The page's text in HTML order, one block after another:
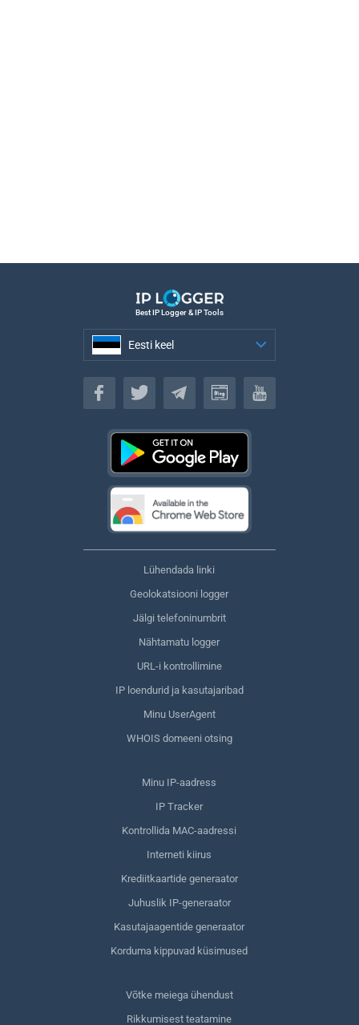
Best IP Logger & IP Tools
Eesti keel
Eesti keel
Lühendada linki
Geolokatsiooni logger
Jälgi telefoninumbrit
Nähtamatu logger
URL-i kontrollimine
IP loendurid ja kasutajaribad
Minu UserAgent
WHOIS domeeni otsing
Minu IP-aadress
IP Tracker
Kontrollida MAC-aadressi
Interneti kiirus
Krediitkaartide generaator
Juhuslik IP-generaator
Kasutajaagentide generaator
Korduma kippuvad küsimused
Võtke meiega ühendust
Rikkumisest teatamine